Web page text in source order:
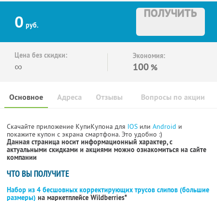
0 руб.
ПОЛУЧИТЬ
Цена без скидки:
∞
Экономия:
100 %
Основное Отзывы Вопросы по акции
Адреса
Скачайте приложение КупиКупона для IOS или Android и
покажите купон с экрана смартфона. Это удобно :)
Данная страница носит информационный характер, с
актуальными скидками и акциями можно ознакомиться на сайте
компании
ЧТО ВЫ ПОЛУЧИТЕ
Набор из 4 бесшовных корректирующих трусов слипов (большие
размеры) на маркетплейсе Wildberries*